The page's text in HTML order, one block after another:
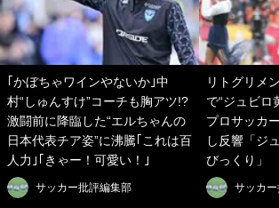
｢かぼちゃワインやないか｣中
村“しゅんすけ”コーチも胸アツ!?
激闘前に降臨した“エルちゃんの
日本代表チア姿”に沸騰｢これは百
人力｣｢きゃー！可愛い！｣
サッカー批評編集部
リトグリメ
で“ジュビロ
プロサッカ
し反響「ジ
びっくり」
サッカ